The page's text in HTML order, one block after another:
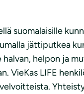
suomalaisille
jättiputkea
helpon ja
VieKas LIFE